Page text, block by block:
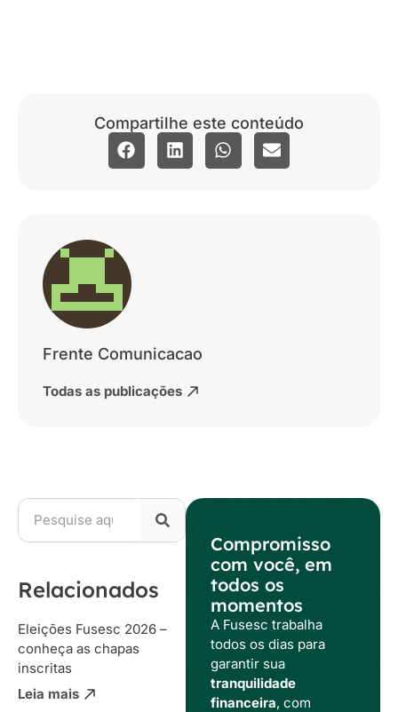
Compartilhe este conteúdo
Frente Comunicacao
Todas as publicações
Relacionados
Eleições Fusesc 2026 –
conheça as chapas
inscritas
Leia mais
Compromisso
com você, em
todos os
momentos
A Fusesc trabalha
todos os dias para
garantir sua
tranquilidade
financeira, com